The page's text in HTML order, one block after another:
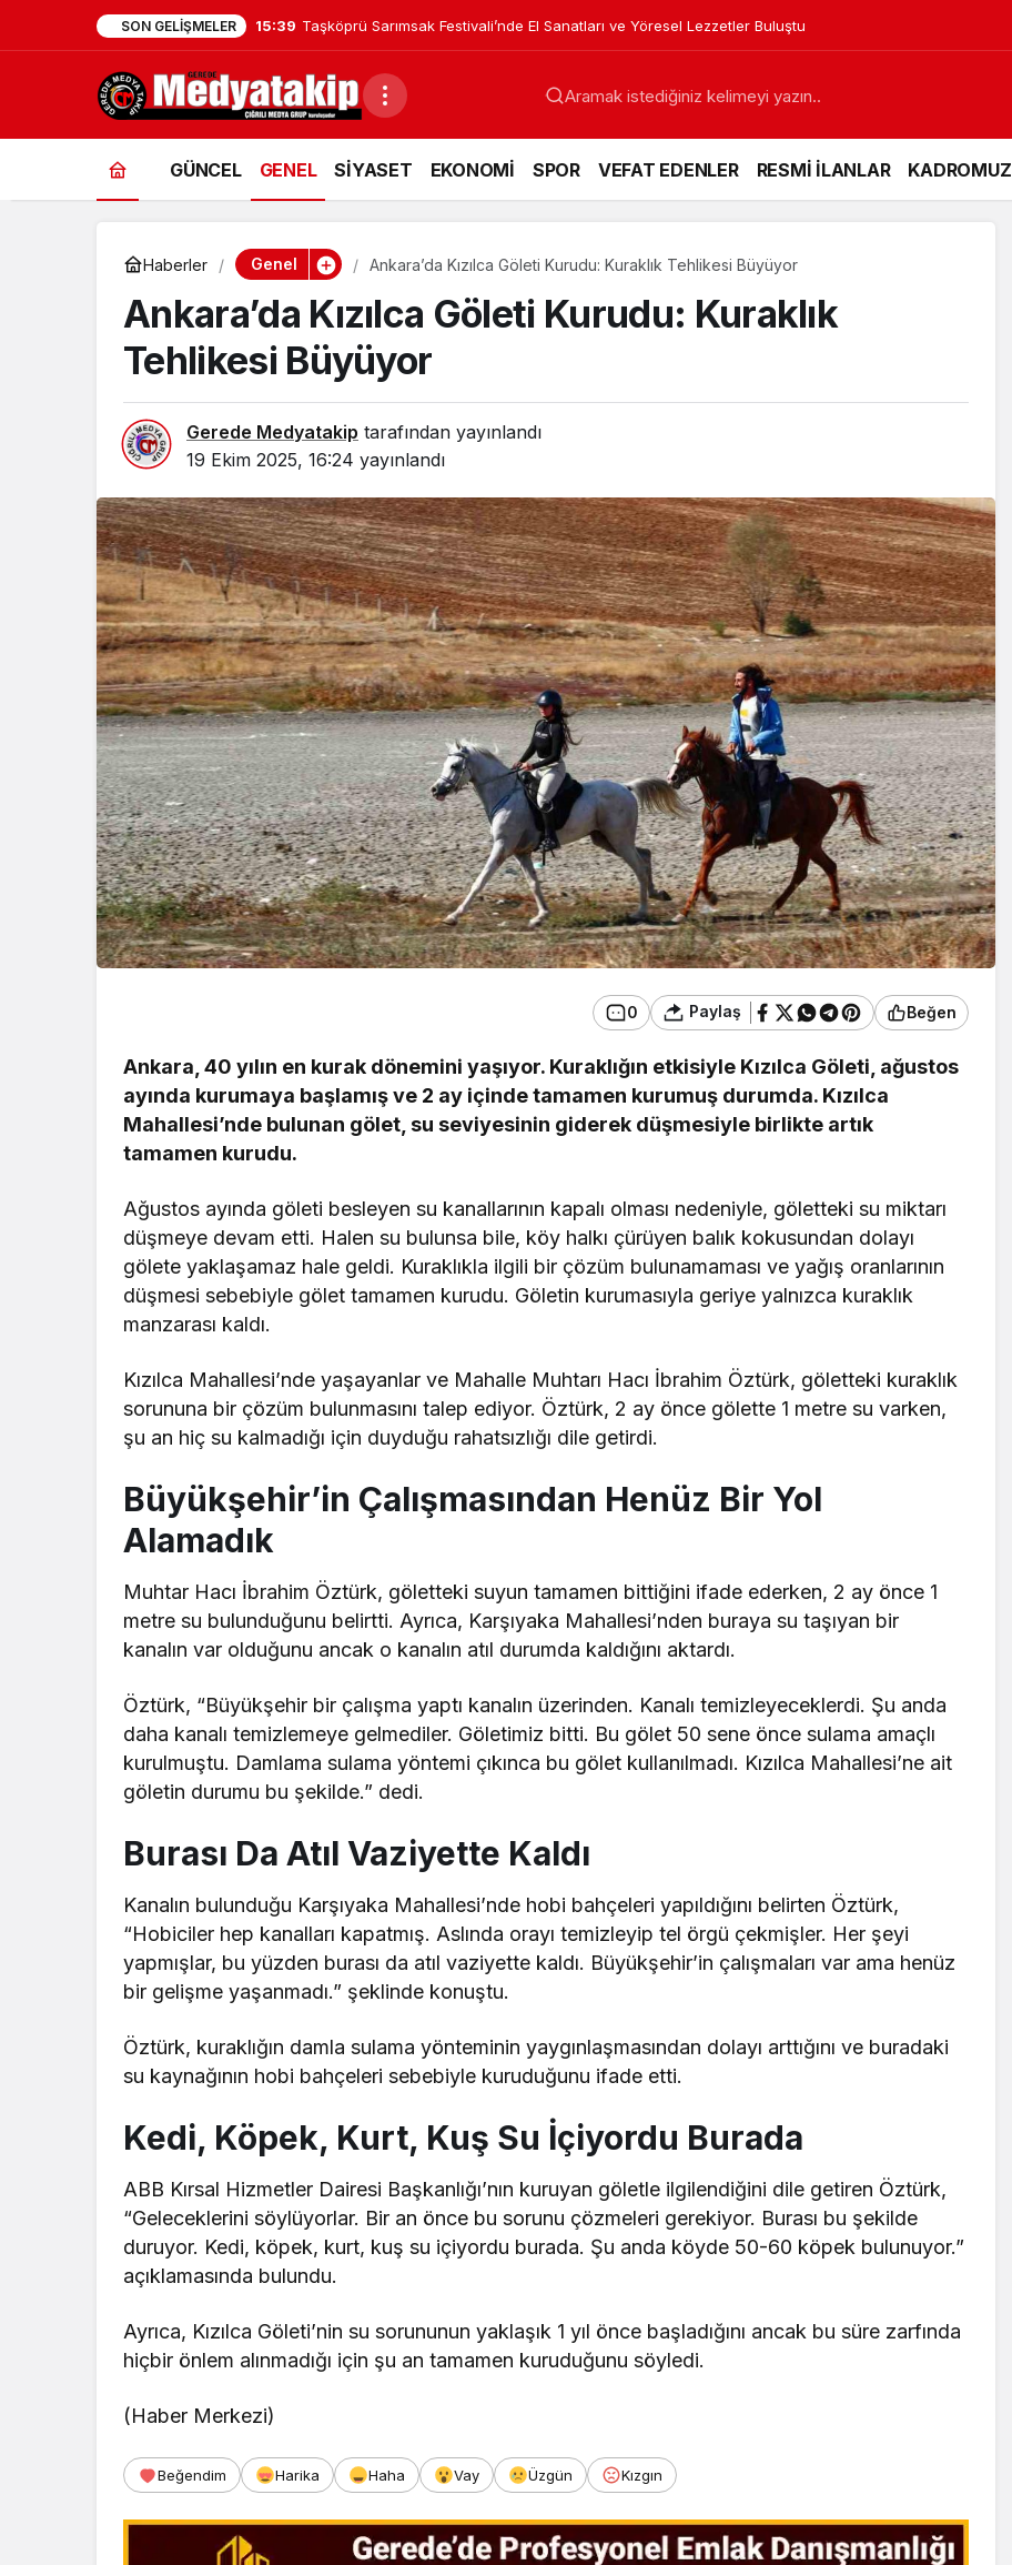
SON GELIŞMELER 15:39 Taşköprü Sarımsak Festivali’nde El Sanatları ve Yöresel Lezzetler Buluştu
GÜNCEL GENEL SİYASET EKONOMİ SPOR VEFAT EDENLER RESMİ İLANLAR KADROMUZ
Haberler Genel Ankara’da Kızılca Göleti Kurudu: Kuraklık Tehlikesi Büyüyor
Ankara’da Kızılca Göleti Kurudu: Kuraklık
Tehlikesi Büyüyor
Gerede Medyatakip tarafından yayınlandı
19 Ekim 2025, 16:24 yayınlandı
0 Paylaş Beğen
Ankara, 40 yılın en kurak dönemini yaşıyor. Kuraklığın etkisiyle Kızılca Göleti, ağustos
ayında kurumaya başlamış ve 2 ay içinde tamamen kurumuş durumda. Kızılca
Mahallesi’nde bulunan gölet, su seviyesinin giderek düşmesiyle birlikte artık
tamamen kurudu.
Ağustos ayında göleti besleyen su kanallarının kapalı olması nedeniyle, göletteki su miktarı
düşmeye devam etti. Halen su bulunsa bile, köy halkı çürüyen balık kokusundan dolayı
gölete yaklaşamaz hale geldi. Kuraklıkla ilgili bir çözüm bulunamaması ve yağış oranlarının
düşmesi sebebiyle gölet tamamen kurudu. Göletin kurumasıyla geriye yalnızca kuraklık
manzarası kaldı.
Kızılca Mahallesi’nde yaşayanlar ve Mahalle Muhtarı Hacı İbrahim Öztürk, göletteki kuraklık
sorununa bir çözüm bulunmasını talep ediyor. Öztürk, 2 ay önce gölette 1 metre su varken,
şu an hiç su kalmadığı için duyduğu rahatsızlığı dile getirdi.
Büyükşehir’in Çalışmasından Henüz Bir Yol
Alamadık
Muhtar Hacı İbrahim Öztürk, göletteki suyun tamamen bittiğini ifade ederken, 2 ay önce 1
metre su bulunduğunu belirtti. Ayrıca, Karşıyaka Mahallesi’nden buraya su taşıyan bir
kanalın var olduğunu ancak o kanalın atıl durumda kaldığını aktardı.
Öztürk, “Büyükşehir bir çalışma yaptı kanalın üzerinden. Kanalı temizleyeceklerdi. Şu anda
daha kanalı temizlemeye gelmediler. Göletimiz bitti. Bu gölet 50 sene önce sulama amaçlı
kurulmuştu. Damlama sulama yöntemi çıkınca bu gölet kullanılmadı. Kızılca Mahallesi’ne ait
göletin durumu bu şekilde.” dedi.
Burası Da Atıl Vaziyette Kaldı
Kanalın bulunduğu Karşıyaka Mahallesi’nde hobi bahçeleri yapıldığını belirten Öztürk,
“Hobiciler hep kanalları kapatmış. Aslında orayı temizleyip tel örgü çekmişler. Her şeyi
yapmışlar, bu yüzden burası da atıl vaziyette kaldı. Büyükşehir’in çalışmaları var ama henüz
bir gelişme yaşanmadı.” şeklinde konuştu.
Öztürk, kuraklığın damla sulama yönteminin yaygınlaşmasından dolayı arttığını ve buradaki
su kaynağının hobi bahçeleri sebebiyle kuruduğunu ifade etti.
Kedi, Köpek, Kurt, Kuş Su İçiyordu Burada
ABB Kırsal Hizmetler Dairesi Başkanlığı’nın kuruyan göletle ilgilendiğini dile getiren Öztürk,
“Geleceklerini söylüyorlar. Bir an önce bu sorunu çözmeleri gerekiyor. Burası bu şekilde
duruyor. Kedi, köpek, kurt, kuş su içiyordu burada. Şu anda köyde 50-60 köpek bulunuyor.”
açıklamasında bulundu.
Ayrıca, Kızılca Göleti’nin su sorununun yaklaşık 1 yıl önce başladığını ancak bu süre zarfında
hiçbir önlem alınmadığı için şu an tamamen kuruduğunu söyledi.
(Haber Merkezi)
Beğendim Harika Haha Vay Üzgün Kızgın
Güncel
Gerede Yolunda Kaza:
Otomobil Uçup Hurdaya
Döndü
Kültür & Sanat
Taşköprü Sarımsak
Festivali’nde El Sanatları
ve Yöresel Lezzetler
Buluştu